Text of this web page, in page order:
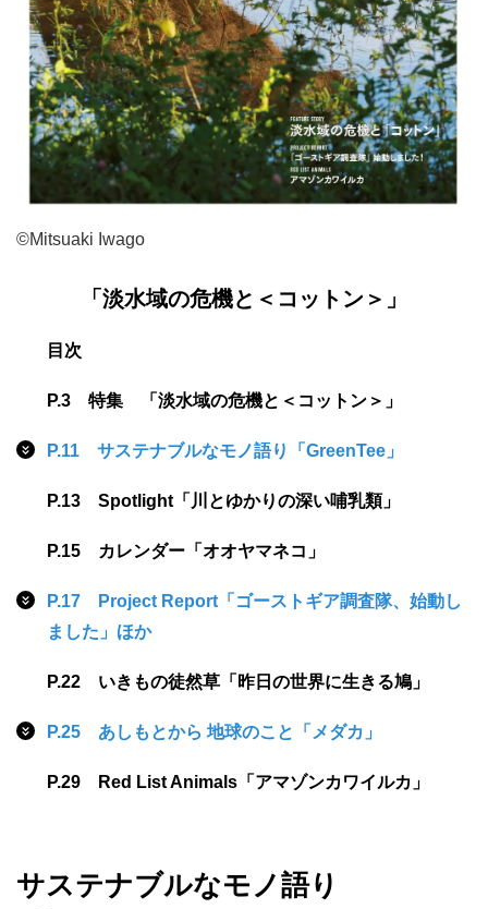
©Mitsuaki Iwago
「淡水域の危機と＜コットン＞」
目次
P.3 特集 「淡水域の危機と＜コットン＞」
P.11 サステナブルなモノ語り「GreenTee」
P.13 Spotlight「川とゆかりの深い哺乳類」
P.15 カレンダー「オオヤマネコ」
P.17 Project Report「ゴーストギア調査隊、始動し
ました」ほか​
P.22 いきもの徒然草「昨日の世界に生きる鳩」​
P.25 あしもとから 地球のこと「メダカ」
P.29 Red List Animals「アマゾンカワイルカ」
サステナブルなモノ語り